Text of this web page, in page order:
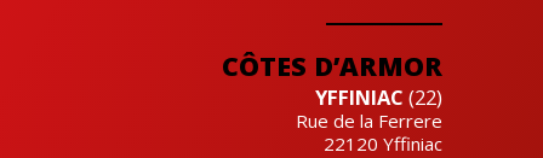
CÔTES D’ARMOR
YFFINIAC (22)
Rue de la Ferrere
22120 Yffiniac